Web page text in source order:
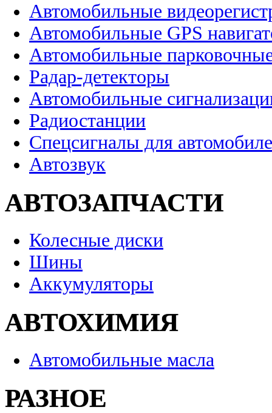
Автомобильные
Автомобильные GPS
Автомобильные
Радар-детекторы
Автомобильные
Радиостанции
Спецсигналы для
Автозвук
АВТОЗАПЧАСТИ
Колесные диски
Шины
Аккумуляторы
АВТОХИМИЯ
Автомобильные масла
РАЗНОЕ